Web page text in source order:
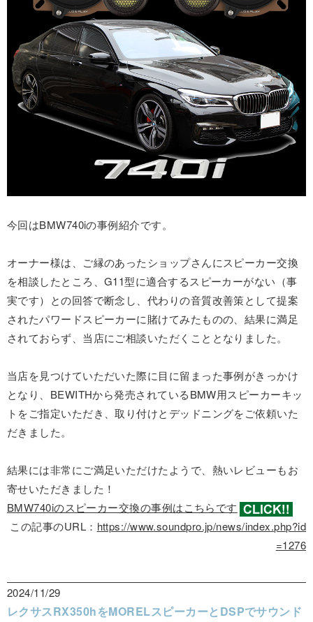
今回はBMW740iの事例紹介です。
オーナー様は、ご縁のあったショップさんにスピーカー交換
を相談したところ、G11型に適合するスピーカーがない（事
実です）との回答で断念し、代わりの音質改善策として提案
されたパワードスピーカーに賭けてみたものの、結果に満足
されておらず、当店にご相談いただくこととなりました。
当店を見つけていただいた際に目に留まった事例がきっかけ
となり、BEWITHから発売されているBMW用スピーカーキッ
トをご指定いただき、取り付けとデッドニングをご依頼いた
だきました。
結果には非常にご満足いただけたようで、熱いレビューもお
寄せいただきました！
BMW740iのスピーカー交換の事例はこちらです
この記事のURL： https://www.soundpro.jp/news/index.php?id
=1276
2024/11/29
レクサスRX350hをMORELスピーカーとDSPでサウンド